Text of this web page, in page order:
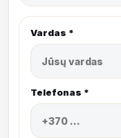
Vardas *
Telefonas *